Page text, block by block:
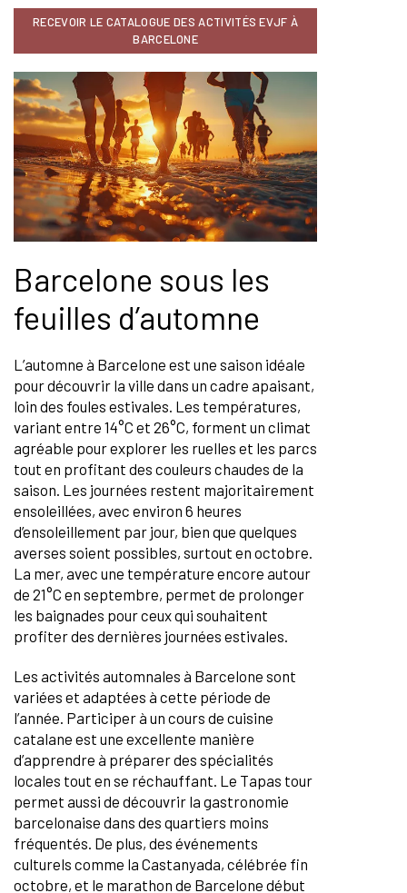
RECEVOIR LE CATALOGUE DES ACTIVITÉS EVJF À
BARCELONE
Barcelone sous les
feuilles d’automne
L’automne à Barcelone est une saison idéale
pour découvrir la ville dans un cadre apaisant,
loin des foules estivales. Les températures,
variant entre 14°C et 26°C, forment un climat
agréable pour explorer les ruelles et les parcs
tout en profitant des couleurs chaudes de la
saison. Les journées restent majoritairement
ensoleillées, avec environ 6 heures
d’ensoleillement par jour, bien que quelques
averses soient possibles, surtout en octobre.
La mer, avec une température encore autour
de 21°C en septembre, permet de prolonger
les baignades pour ceux qui souhaitent
profiter des dernières journées estivales.
Les activités automnales à Barcelone sont
variées et adaptées à cette période de
l’année. Participer à un cours de cuisine
catalane est une excellente manière
d’apprendre à préparer des spécialités
locales tout en se réchauffant. Le Tapas tour
permet aussi de découvrir la gastronomie
barcelonaise dans des quartiers moins
fréquentés. De plus, des événements
culturels comme la Castanyada, célébrée fin
octobre, et le marathon de Barcelone début